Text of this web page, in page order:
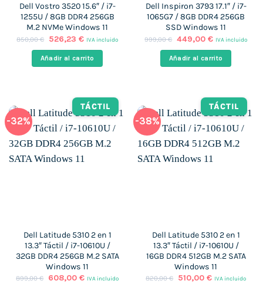
Dell Vostro 3520 15.6″ / i7-
1255U / 8GB DDR4 256GB
M.2 NVMe Windows 11
850,00€
El
original
era:
526,23 €El
actual
es:
IVA incluido
Añadir al carrito
Dell Inspiron 3793 17.1″ / i7-
1065G7 / 8GB DDR4 256GB
SSD Windows 11
999,00€ El
original
era:
449,00 €El
actual
es:
IVA incluido
Añadir al carrito
-32%
TÁCTIL
Dell Latitude 5310 2 en 1
13.3″ Táctil / i7-10610U /
32GB DDR4 256GB M.2 SATA
Windows 11
899,00€
El
608,00 €ElIVA incluido
-38%
TÁCTIL
Dell Latitude 5310 2 en 1
13.3″ Táctil / i7-10610U /
16GB DDR4 512GB M.2 SATA
Windows 11
820,00€
El
510,00 €ElIVA incluido